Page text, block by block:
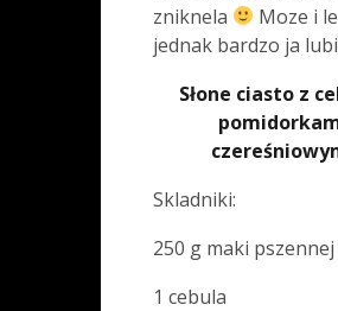
zniknela
Moze i
jednak bardzo ja
Słone ciasto z
Skladniki:
250 g maki pszennej
1 cebula